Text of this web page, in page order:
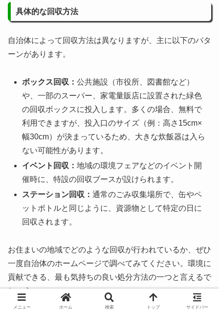
具体的な回収方法
自治体によって回収方法は異なりますが、主に以下のパタ
ーンがあります。
ボックス回収：公共施設（市役所、図書館など）
や、一部のスーパー、家電量販店に設置された緑色
の回収ボックスに投入します。多くの場合、無料で
利用できますが、投入口のサイズ（例：高さ15cm×
幅30cm）が決まっているため、大きな炊飯器は入ら
ない可能性があります。
イベント回収：地域の環境フェアなどのイベント開
催時に、特設の回収ブースが設けられます。
ステーション回収：通常のごみ収集場所で、缶やペ
ットボトルと同じように、資源物として特定の日に
回収されます。
お住まいの地域でどのような回収が行われているか、ぜひ
一度自治体のホームページで調べてみてください。環境に
貢献できる、最も気持ちの良い処分方法の一つと言えるで
しょう。
メニュー ホーム 検索 トップ サイドバー